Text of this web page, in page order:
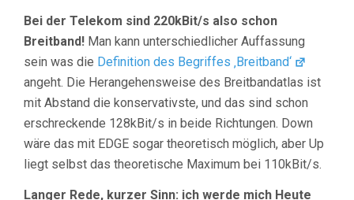
Bei der Telekom sind 220kBit/s also schon
Breitband! Man kann unterschiedlicher Auffassung
sein was die Definition des Begriffes ‚Breitband‘
angeht. Die Herangehensweise des Breitbandatlas ist
mit Abstand die konservativste, und das sind schon
erschreckende 128kBit/s in beide Richtungen. Down
wäre das mit EDGE sogar theoretisch möglich, aber Up
liegt selbst das theoretische Maximum bei 110kBit/s.
Langer Rede, kurzer Sinn: ich werde mich Heute